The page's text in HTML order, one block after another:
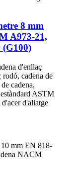
8 mm
A973-21,
(G100)
d'enllaç
rodó, cadena de
cadena,
ASTM
d'aliatge